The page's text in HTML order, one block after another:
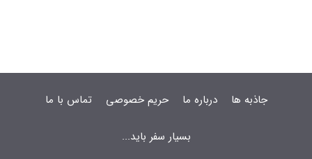
جاذبه ها درباره ما حریم خصوصی تماس با ما
بسیار سفر باید...